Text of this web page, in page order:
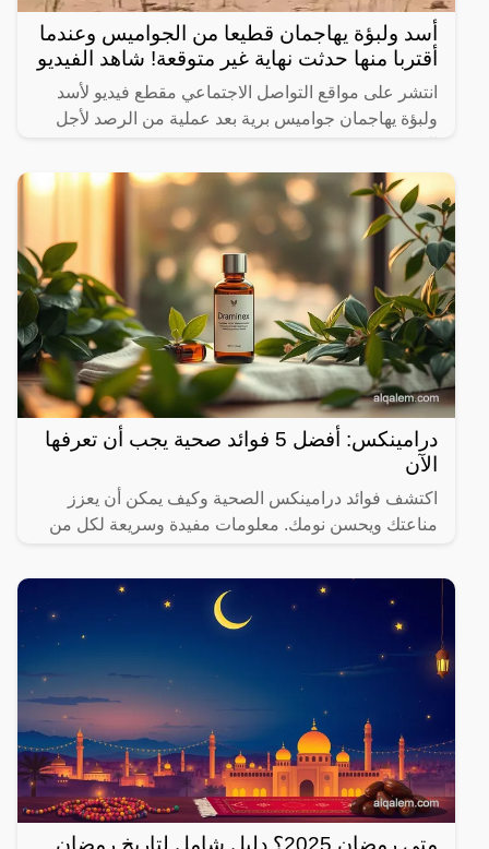
أسد ولبؤة يهاجمان قطيعا من الجواميس وعندما
أقتربا منها حدثت نهاية غير متوقعة! شاهد الفيديو
انتشر على مواقع التواصل الاجتماعي مقطع فيديو لأسد
ولبؤة يهاجمان جواميس برية بعد عملية من الرصد لأجل
درامينكس: أفضل 5 فوائد صحية يجب أن تعرفها
الآن
اكتشف فوائد درامينكس الصحية وكيف يمكن أن يعزز
مناعتك ويحسن نومك. معلومات مفيدة وسريعة لكل من